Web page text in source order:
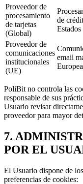
Proveedor de
procesamiento
de tarjetas
(Global)
de
Proveedor de
comunicaciones
institucionales
(UE)
email
PoliBit no controla las
responsable de sus
Usuario revisar
proveedor para mayor
7.
POR EL
El Usuario dispone de
preferencias de cookies: